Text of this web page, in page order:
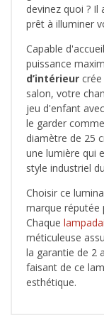
devinez quoi ?
prêt à illuminer
Capable
puissance
d’intérieur
salon, votre
jeu d'enfant
le garder
diamètre de 25
une lumière qui
style industriel
Choisir ce
marque réputée
Chaque
méticuleuse
la garantie de 2
faisant de ce
esthétique.